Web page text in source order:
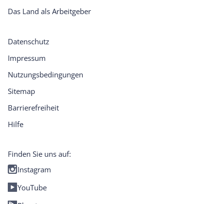
Das Land als Arbeitgeber
Datenschutz
Impressum
Nutzungsbedingungen
Sitemap
Barrierefreiheit
Hilfe
Finden Sie uns auf:
Instagram
YouTube